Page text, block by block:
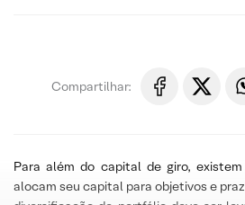
Compartilhar:
Para além do capital de giro,
alocam seu capital para objetivos e